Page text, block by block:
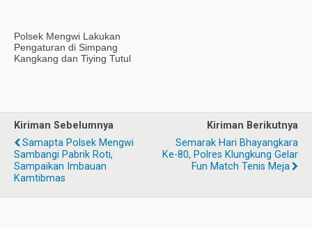
Polsek Mengwi Lakukan
Pengaturan di Simpang
Kangkang dan Tiying Tutul
Kiriman Sebelumnya
Samapta Polsek Mengwi
Sambangi Pabrik Roti,
Sampaikan Imbauan
Kamtibmas
Kiriman Berikutnya
Semarak Hari Bhayangkara
Ke-80, Polres Klungkung Gelar
Fun Match Tenis Meja